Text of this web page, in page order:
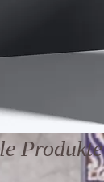
Produkte